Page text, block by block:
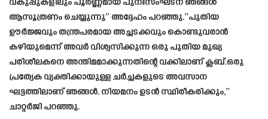
വകുപ്പുകളിലും പൂർണ്ണമായ പുനഃസംഘടന ഞങ്ങൾ
ആസൂത്രണം ചെയ്യുന്നു” അദ്ദേഹം പറഞ്ഞു.”പുതിയ
ഊർജ്ജവും തന്ത്രപരമായ അച്ചടക്കവും കൊണ്ടുവരാൻ
കഴിയുമെന്ന് അവർ വിശ്വസിക്കുന്ന ഒരു പുതിയ മുഖ്യ
പരിശീലകനെ അന്തിമമാക്കുന്നതിന്റെ വക്കിലാണ് ക്ലബ്.ഒരു
പ്രത്യേക വ്യക്തിക്കായുള്ള ചർച്ചകളുടെ അവസാന
ഘട്ടത്തിലാണ് ഞങ്ങൾ. നിയമനം ഉടൻ സ്ഥിരീകരിക്കും,”
ചാറ്റർജി പറഞ്ഞു.